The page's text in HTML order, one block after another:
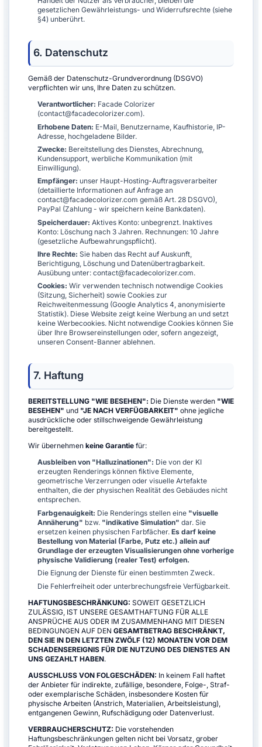
gesetzlichen Gewährleistungs- und Widerrufsrechte (siehe
§4) unberührt.
6. Datenschutz
Gemäß der Datenschutz-Grundverordnung (DSGVO)
verpflichten wir uns, Ihre Daten zu schützen.
Verantwortlicher: Facade Colorizer
(contact@facadecolorizer.com).
Erhobene Daten: E-Mail, Benutzername, Kaufhistorie, IP-
Adresse, hochgeladene Bilder.
Zwecke: Bereitstellung des Dienstes, Abrechnung,
Kundensupport, werbliche Kommunikation (mit
Einwilligung).
Empfänger: unser Haupt-Hosting-Auftragsverarbeiter
(detaillierte Informationen auf Anfrage an
contact@facadecolorizer.com gemäß Art. 28 DSGVO),
PayPal (Zahlung - wir speichern keine Bankdaten).
Speicherdauer: Aktives Konto: unbegrenzt. Inaktives
Konto: Löschung nach 3 Jahren. Rechnungen: 10 Jahre
(gesetzliche Aufbewahrungspflicht).
Ihre Rechte: Sie haben das Recht auf Auskunft,
Berichtigung, Löschung und Datenübertragbarkeit.
Ausübung unter: contact@facadecolorizer.com.
Cookies: Wir verwenden technisch notwendige Cookies
(Sitzung, Sicherheit) sowie Cookies zur
Reichweitenmessung (Google Analytics 4, anonymisierte
Statistik). Diese Website zeigt keine Werbung an und setzt
keine Werbecookies. Nicht notwendige Cookies können Sie
über Ihre Browsereinstellungen oder, sofern angezeigt,
unseren Consent-Banner ablehnen.
7. Haftung
BEREITSTELLUNG "WIE BESEHEN": Die Dienste werden "WIE
BESEHEN" und "JE NACH VERFÜGBARKEIT" ohne jegliche
ausdrückliche oder stillschweigende Gewährleistung
bereitgestellt.
Wir übernehmen keine Garantie für:
Ausbleiben von "Halluzinationen": Die von der KI
erzeugten Renderings können fiktive Elemente,
geometrische Verzerrungen oder visuelle Artefakte
enthalten, die der physischen Realität des Gebäudes nicht
entsprechen.
Farbgenauigkeit: Die Renderings stellen eine "visuelle
Annäherung" bzw. "indikative Simulation" dar. Sie
ersetzen keinen physischen Farbfächer. Es darf keine
Bestellung von Material (Farbe, Putz etc.) allein auf
Grundlage der erzeugten Visualisierungen ohne vorherige
physische Validierung (realer Test) erfolgen.
Die Eignung der Dienste für einen bestimmten Zweck.
Die Fehlerfreiheit oder unterbrechungsfreie Verfügbarkeit.
HAFTUNGSBESCHRÄNKUNG: SOWEIT GESETZLICH
ZULÄSSIG, IST UNSERE GESAMTHAFTUNG FÜR ALLE
ANSPRÜCHE AUS ODER IM ZUSAMMENHANG MIT DIESEN
BEDINGUNGEN AUF DEN GESAMTBETRAG BESCHRÄNKT,
DEN SIE IN DEN LETZTEN ZWÖLF (12) MONATEN VOR DEM
SCHADENSEREIGNIS FÜR DIE NUTZUNG DES DIENSTES AN
UNS GEZAHLT HABEN.
AUSSCHLUSS VON FOLGESCHÄDEN: In keinem Fall haftet
der Anbieter für indirekte, zufällige, besondere, Folge-, Straf-
oder exemplarische Schäden, insbesondere Kosten für
physische Arbeiten (Anstrich, Materialien, Arbeitsleistung),
entgangenen Gewinn, Rufschädigung oder Datenverlust.
VERBRAUCHERSCHUTZ: Die vorstehenden
Haftungsbeschränkungen gelten nicht bei Vorsatz, grober